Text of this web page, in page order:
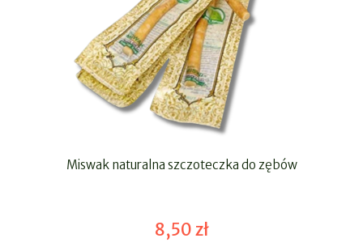
Miswak naturalna szczoteczka do zębów
8,50 zł